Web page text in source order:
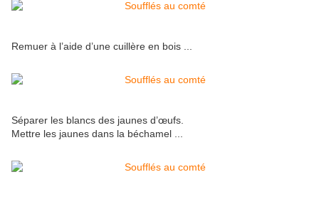
Remuer à l’aide d’une cuillère en bois ...
Séparer les blancs des jaunes d’œufs.
Mettre les jaunes dans la béchamel ...